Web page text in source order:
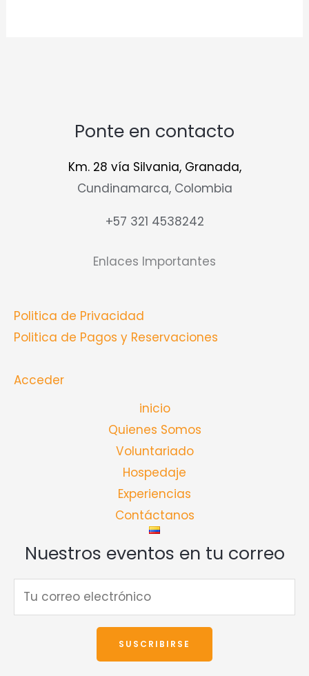
Ponte en contacto
Km. 28 vía Silvania, Granada,
Cundinamarca, Colombia
+57 321 4538242
Enlaces Importantes
Politica de Privacidad
Politica de Pagos y Reservaciones
Acceder
inicio
Quienes Somos
Voluntariado
Hospedaje
Experiencias
Contáctanos
Nuestros eventos en tu correo